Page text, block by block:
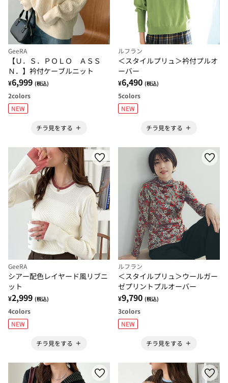
GeeRA
【Ｕ．Ｓ．ＰＯＬＯ ＡＳＳ
Ｎ．】衿付ケーブルニット
¥6,999 (税込)
2colors
NEW
チラ見をする
ルフラン
＜スタイルプリュ＞衿付プルオ
ーバー
¥6,490 (税込)
5colors
NEW
チラ見をする
GeeRA
シアー配色レイヤード風リブニ
ット
¥2,999 (税込)
4colors
NEW
チラ見をする
ルフラン
＜スタイルプリュ＞ウールガー
ゼプリントプルオーバー
¥9,790 (税込)
3colors
NEW
チラ見をする